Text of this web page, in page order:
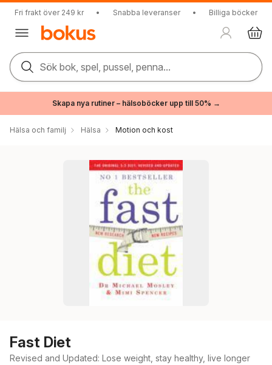
Fri frakt över 249 kr • Snabba leveranser • Billiga böcker
Sök bok, spel, pussel, penna...
Skapa nya rutiner – hälsoböcker upp till 50% →
Hälsa och familj Hälsa Motion och kost
Fast Diet
Revised and Updated: Lose weight, stay healthy, live longer